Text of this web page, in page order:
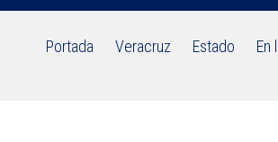
Portada Veracruz Estado En